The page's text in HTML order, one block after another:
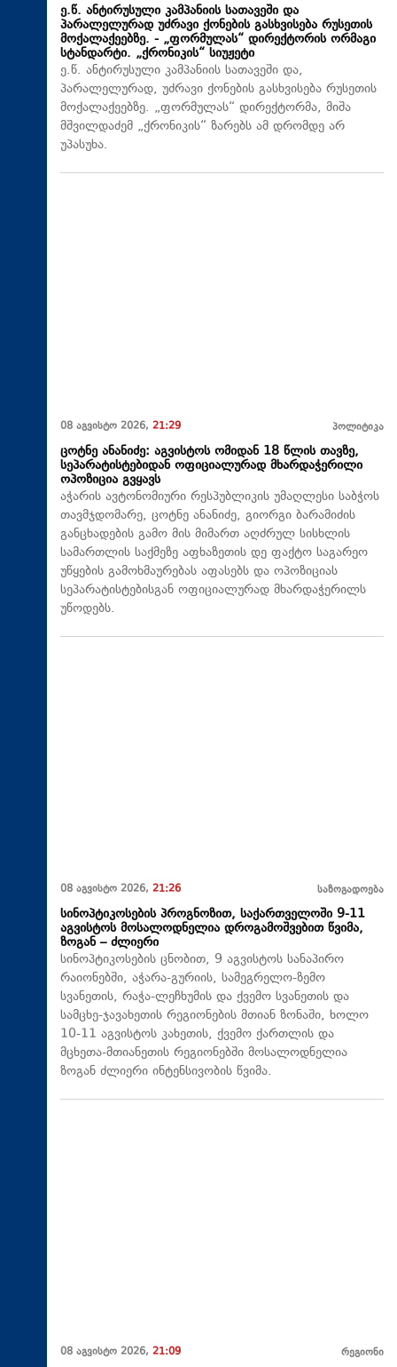
ე.წ. ანტირუსული კამპანიის სათავეში და
პარალელურად უძრავი ქონების გასხვისება რუსეთის
მოქალაქეებზე. - „ფორმულას“ დირექტორის ორმაგი
სტანდარტი. „ქრონიკის“ სიუჟეტი
ე.წ. ანტირუსული კამპანიის სათავეში და,
პარალელურად, უძრავი ქონების გასხვისება რუსეთის
მოქალაქეებზე. „ფორმულას“ დირექტორმა, მიშა
მშვილდაძემ „ქრონიკის“ ზარებს ამ დრომდე არ
უპასუხა.
08 აგვისტო 2026, 21:29 პოლიტიკა
ცოტნე ანანიძე: აგვისტოს ომიდან 18 წლის თავზე,
სეპარატისტებიდან ოფიციალურად მხარდაჭერილი
ოპოზიცია გვყავს
აჭარის ავტონომიური რესპუბლიკის უმაღლესი საბჭოს
თავმჯდომარე, ცოტნე ანანიძე, გიორგი ბარამიძის
განცხადების გამო მის მიმართ აღძრულ სისხლის
სამართლის საქმეზე აფხაზეთის დე ფაქტო საგარეო
უწყების გამოხმაურებას აფასებს და ოპოზიციას
სეპარატისტებისგან ოფიციალურად მხარდაჭერილს
უწოდებს.
08 აგვისტო 2026, 21:26 საზოგადოება
სინოპტიკოსების პროგნოზით, საქართველოში 9-11
აგვისტოს მოსალოდნელია დროგამოშვებით წვიმა,
ზოგან – ძლიერი
სინოპტიკოსების ცნობით, 9 აგვისტოს სანაპირო
რაიონებში, აჭარა-გურიის, სამეგრელო-ზემო
სვანეთის, რაჭა-ლეჩხუმის და ქვემო სვანეთის და
სამცხე-ჯავახეთის რეგიონების მთიან ზონაში, ხოლო
10-11 აგვისტოს კახეთის, ქვემო ქართლის და
მცხეთა-მთიანეთის რეგიონებში მოსალოდნელია
ზოგან ძლიერი ინტენსივობის წვიმა.
08 აგვისტო 2026, 21:09 რეგიონი